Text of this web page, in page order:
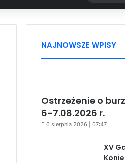
NAJNOWSZE WPISY
Ostrzeżenie o
6-7.08.2026 r.
6 sierpnia 2026 | 07:47
XV